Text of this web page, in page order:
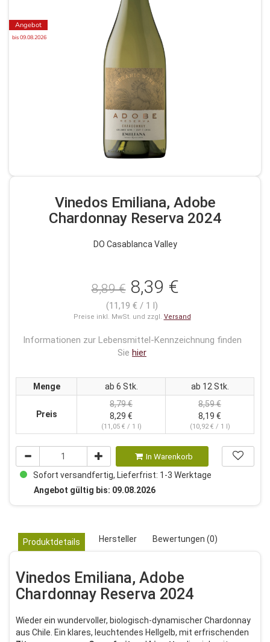
Angebot
bis 09.08.2026
Vinedos Emiliana, Adobe
Chardonnay Reserva 2024
DO Casablanca Valley
8,89 €8,39 €
(11,19 € / 1 l)
Preise inkl. MwSt. und zzgl. Versand
Informationen zur Lebensmittel-Kennzeichnung finden
Sie hier
Menge ab 6 Stk. ab 12 Stk.
Preis
8,79 €
8,29 €
(11,05 € / 1 l)
8,59 €
8,19 €
(10,92 € / 1 l)
In Warenkorb
Sofort versandfertig, Lieferfrist: 1-3 Werktage
Angebot gültig bis: 09.08.2026
Produktdetails Hersteller Bewertungen (0)
Vinedos Emiliana, Adobe
Chardonnay Reserva 2024
Wieder ein wundervoller, biologisch-dynamischer Chardonnay
aus Chile. Ein klares, leuchtendes Hellgelb, mit erfrischenden